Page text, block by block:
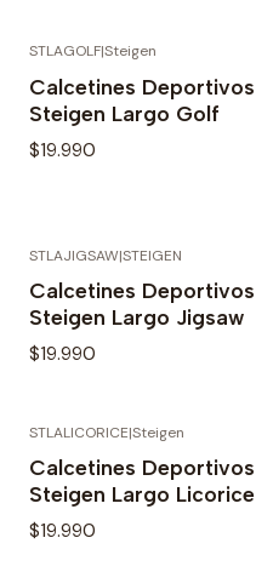
STLAGOLF|Steigen
Calcetines Deportivos
Steigen Largo Golf
$19.990
STLAJIGSAW|STEIGEN
Calcetines Deportivos
Steigen Largo Jigsaw
$19.990
STLALICORICE|Steigen
Calcetines Deportivos
Steigen Largo Licorice
$19.990